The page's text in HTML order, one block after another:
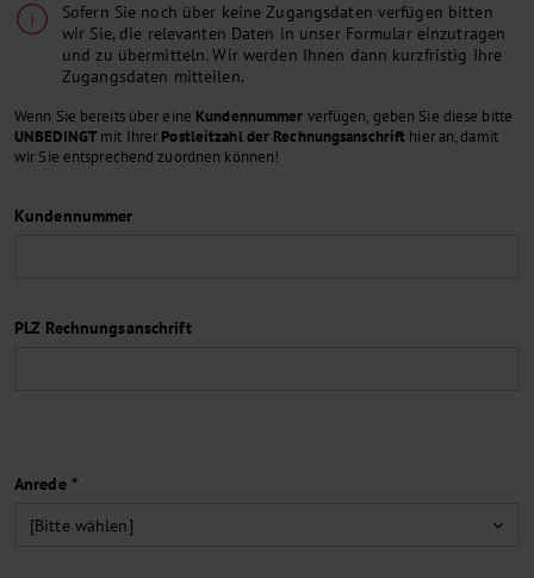
Sofern Sie noch über keine Zugangsdaten verfügen bitten
wir Sie, die relevanten Daten in unser Formular einzutragen
und zu übermitteln. Wir werden Ihnen dann kurzfristig Ihre
Zugangsdaten mitteilen.
Wenn Sie bereits über eine Kundennummer verfügen, geben Sie diese bitte
UNBEDINGT mit Ihrer Postleitzahl der Rechnungsanschrift hier an, damit
wir Sie entsprechend zuordnen können!
Kundennummer
PLZ Rechnungsanschrift
Anrede *